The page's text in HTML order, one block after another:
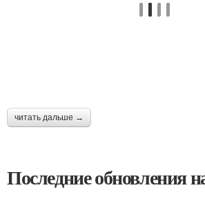
читать дальше →
Последние обновления